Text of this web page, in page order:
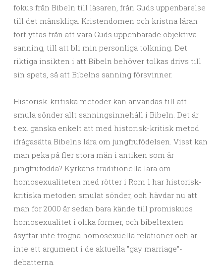
fokus från Bibeln till läsaren, från Guds uppenbarelse
till det mänskliga. Kristendomen och kristna läran
förflyttas från att vara Guds uppenbarade objektiva
sanning, till att bli min personliga tolkning. Det
riktiga insikten i att Bibeln behöver tolkas drivs till
sin spets, så att Bibelns sanning försvinner.
Historisk-kritiska metoder kan användas till att
smula sönder allt sanningsinnehåll i Bibeln. Det är
t.ex. ganska enkelt att med historisk-kritisk metod
ifrågasätta Bibelns lära om jungfrufödelsen. Visst kan
man peka på fler stora män i antiken som är
jungfrufödda? Kyrkans traditionella lära om
homosexualiteten med rötter i Rom 1 har historisk-
kritiska metoden smulat sönder, och hävdar nu att
man för 2000 år sedan bara kände till promiskuös
homosexualitet i olika former, och bibeltexten
åsyftar inte trogna homosexuella relationer och är
inte ett argument i de aktuella ”gay marriage”-
debatterna.